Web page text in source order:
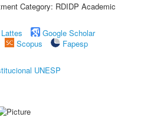
Category: RDIDP Academic
Google Scholar
Scopus
Fapesp
UNESP